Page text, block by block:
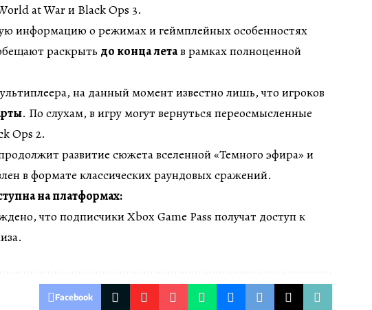
at War и Black Ops 3.
информацию о режимах и геймплейных особенностях
раскрыть до конца летав рамках полноценной
на данный момент известно лишь, что игроков
. По слухам, в игру могут вернуться переосмысленные
Ops 2.
развитие сюжета вселенной «Темного эфира» и
в формате классических раундовых сражений.
на платформах:
что подписчики Xbox Game Pass получат доступ к
Facebook